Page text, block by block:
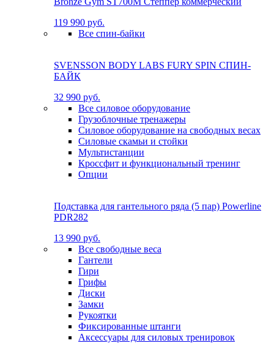
119 990 руб.
Все спин-байки
SVENSSON BODY LABS FURY SPIN СПИН-
БАЙК
32 990 руб.
Все силовое оборудование
Грузоблочные тренажеры
Силовое оборудование на свободных весах
Силовые скамьи и стойки
Мультистанции
Кроссфит и функциональный тренинг
Опции
Подставка для гантельного ряда (5 пар) Powerline
PDR282
13 990 руб.
Все свободные веса
Гантели
Гири
Грифы
Диски
Замки
Рукоятки
Фиксированные штанги
Аксессуары для силовых тренировок